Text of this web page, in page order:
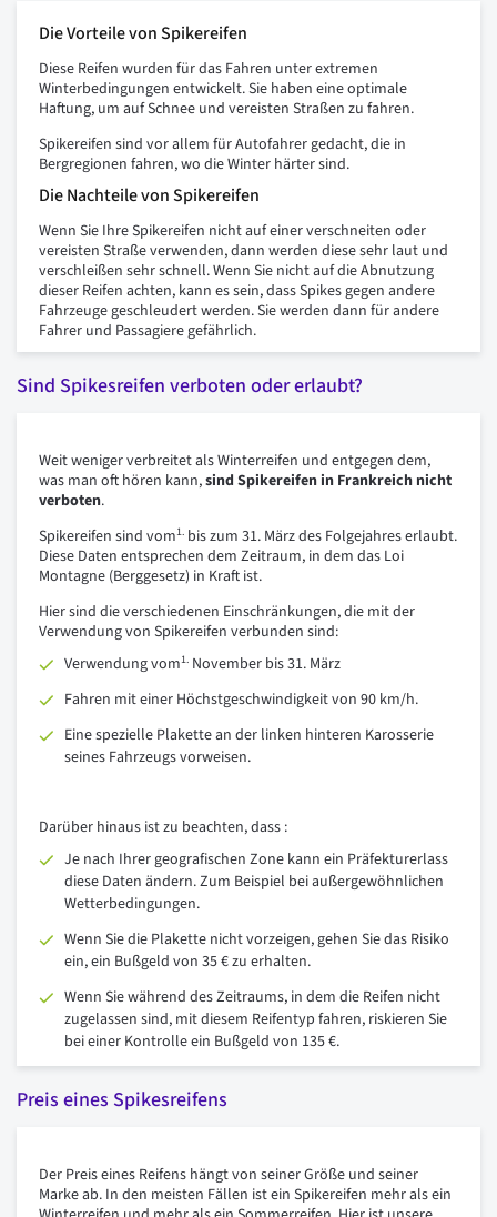
Die Vorteile von Spikereifen
Diese Reifen wurden für das Fahren unter extremen
Winterbedingungen entwickelt. Sie haben eine optimale
Haftung, um auf Schnee und vereisten Straßen zu fahren.
Spikereifen sind vor allem für Autofahrer gedacht, die in
Bergregionen fahren, wo die Winter härter sind.
Die Nachteile von Spikereifen
Wenn Sie Ihre Spikereifen nicht auf einer verschneiten oder
vereisten Straße verwenden, dann werden diese sehr laut und
verschleißen sehr schnell. Wenn Sie nicht auf die Abnutzung
dieser Reifen achten, kann es sein, dass Spikes gegen andere
Fahrzeuge geschleudert werden. Sie werden dann für andere
Fahrer und Passagiere gefährlich.
Sind Spikesreifen verboten oder erlaubt?
Weit weniger verbreitet als Winterreifen und entgegen dem,
was man oft hören kann,sind Spikereifen in Frankreich nicht
verboten.
Spikereifen sind vom1. bis zum 31. März des Folgejahres erlaubt.
Diese Daten entsprechen dem Zeitraum, in dem das Loi
Montagne (Berggesetz) in Kraft ist.
Hier sind die verschiedenen Einschränkungen, die mit der
Verwendung von Spikereifen verbunden sind:
Verwendung vom1. November bis 31. März
Fahren mit einer Höchstgeschwindigkeit von 90 km/h.
Eine spezielle Plakette an der linken hinteren Karosserie
seines Fahrzeugs vorweisen.
Darüber hinaus ist zu beachten, dass :
Je nach Ihrer geografischen Zone kann ein Präfekturerlass
diese Daten ändern. Zum Beispiel bei außergewöhnlichen
Wetterbedingungen.
Wenn Sie die Plakette nicht vorzeigen, gehen Sie das Risiko
ein, ein Bußgeld von 35 € zu erhalten.
Wenn Sie während des Zeitraums, in dem die Reifen nicht
zugelassen sind, mit diesem Reifentyp fahren, riskieren Sie
bei einer Kontrolle ein Bußgeld von 135 €.
Preis eines Spikesreifens
Der Preis eines Reifens hängt von seiner Größe und seiner
Marke ab. In den meisten Fällen ist ein Spikereifen mehr als ein